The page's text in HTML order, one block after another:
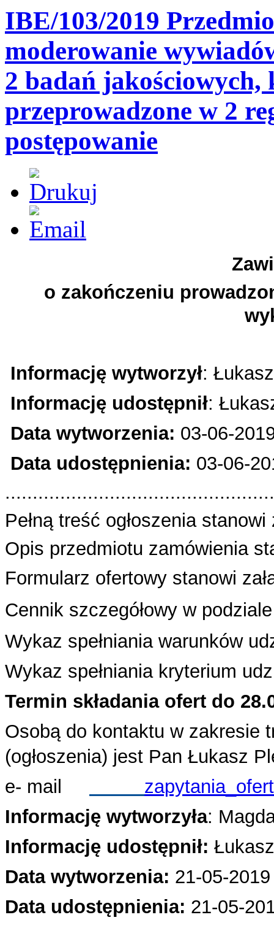
IBE/103/2019
moderowanie
2 badań jakościowych,
przeprowadzone w 2
postępowanie
o zakończeniu
Informację wytworzył:
Informację udostępnił:
Data wytworzenia: 03-06-
Data udostępnienia: 03-06-
Pełną treść ogłoszenia stanowi
Opis przedmiotu zamówienia
Formularz ofertowy stanowi
Cennik szczegółowy w
Wykaz spełniania warunków
Wykaz spełniania kryterium
Termin składania ofert do
Osobą do kontaktu w zakresie
(ogłoszenia) jest Pan Łukasz
e- mail
Informację wytworzyła:
Informację udostępnił:
Data wytworzenia: 21-05-2019
Data udostępnienia: 21-05-